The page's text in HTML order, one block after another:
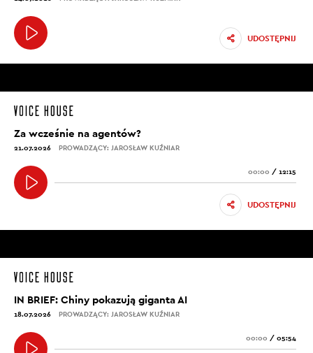
UDOSTĘPNIJ
Za wcześnie na agentów?
21.07.2026 PROWADZĄCY: JAROSŁAW KUŹNIAR
00:00 / 12:15
UDOSTĘPNIJ
IN BRIEF: Chiny pokazują giganta AI
18.07.2026 PROWADZĄCY: JAROSŁAW KUŹNIAR
00:00 / 05:54